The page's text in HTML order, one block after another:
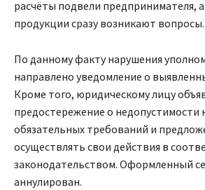
расчёты подвели предпринимателя, а
продукции сразу возникают вопросы.
По данному факту нарушения
направлено уведомление о
Кроме того, юридическому лицу
предостережение о недопустимости
обязательных требований и
осуществлять свои действия в
законодательством. Оформленный
аннулирован.